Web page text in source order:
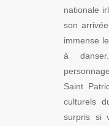
nationale
son
immense
à
Saint
culturels
surpris si